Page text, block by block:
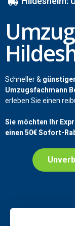
Schneller &
Umzugsfachmann
erleben Sie einen
Sie möchten Ihr
einen50€Sofort-